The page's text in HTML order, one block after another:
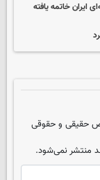
ایران خاتمه یافته
حقیقی و حقوقی
منتشر نمی‌شود.